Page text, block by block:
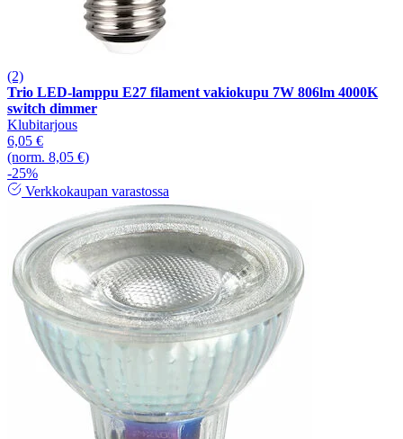
(2)
Trio LED-lamppu E27 filament vakiokupu 7W 806lm 4000K
switch dimmer
Klubitarjous
6,05 €
(norm. 8,05 €)
-25%
Verkkokaupan varastossa